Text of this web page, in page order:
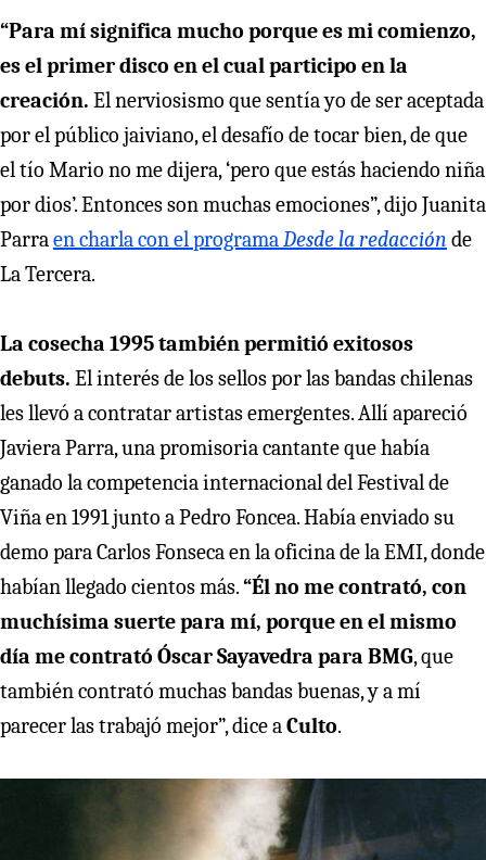
“Para mí significa mucho porque es mi comienzo,
es el primer disco en el cual participo en la
creación. El nerviosismo que sentía yo de ser aceptada
por el público jaiviano, el desafío de tocar bien, de que
el tío Mario no me dijera, ‘pero que estás haciendo niña
por dios’. Entonces son muchas emociones”, dijo Juanita
Parraen charla con el programaDesde la redacción de
La Tercera.
La cosecha 1995 también permitió exitosos
debuts. El interés de los sellos por las bandas chilenas
les llevó a contratar artistas emergentes. Allí apareció
Javiera Parra, una promisoria cantante que había
ganado la competencia internacional del Festival de
Viña en 1991 junto a Pedro Foncea. Había enviado su
demo para Carlos Fonseca en la oficina de la EMI, donde
habían llegado cientos más.“Él no me contrató, con
muchísima suerte para mí, porque en el mismo
día me contrató Óscar Sayavedra para BMG, que
también contrató muchas bandas buenas, y a mí
parecer las trabajó mejor”, dice aCulto.